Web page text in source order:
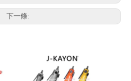
下一條: